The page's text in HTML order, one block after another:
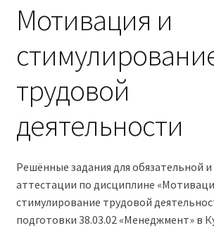
Оферта
Политика конфиденциальности
Студентам
09.04.03 Прикладная информатика
38.03.04 Государственное и
управление 3,5 года (Бакалавриат)
38.03.04 Государственное и
Мотивация и
трудовой
деятельности
Решённые задания для обязательной
аттестации по дисциплине
стимулирование трудовой
подготовки 38.03.02 «Менеджмент» в